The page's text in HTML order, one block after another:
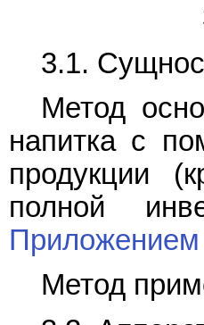
3.1.
Метод
напитка с
продукции
полной
Приложением
Метод